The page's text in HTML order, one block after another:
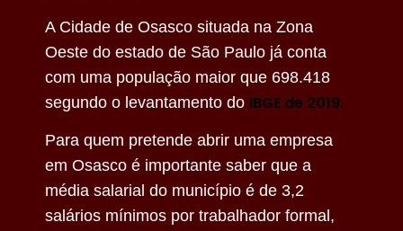
A Cidade de Osasco situada na Zona
Oeste do estado de São Paulo já conta
com uma população maior que 698.418
segundo o levantamento do IBGE de 2019.
Para quem pretende abrir uma empresa
em Osasco é importante saber que a
média salarial do município é de 3,2
salários mínimos por trabalhador formal,